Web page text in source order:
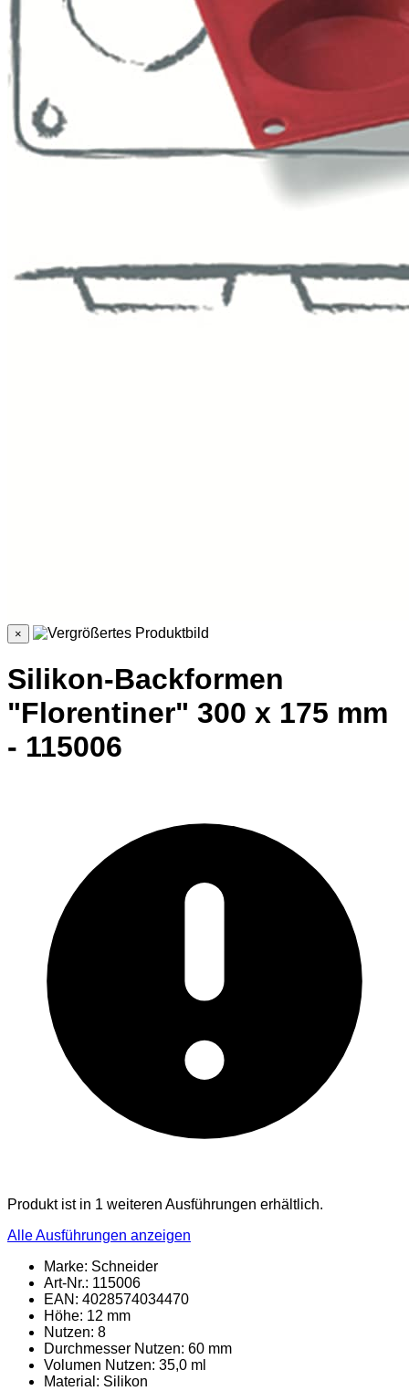
×
Silikon-Backformen
"Florentiner" 300 x 175 mm
- 115006
Produkt ist in 1 weiteren Ausführungen erhältlich.
Alle Ausführungen anzeigen
Marke: Schneider
Art-Nr.: 115006
EAN: 4028574034470
Höhe: 12 mm
Nutzen: 8
Durchmesser Nutzen: 60 mm
Volumen Nutzen: 35,0 ml
Material : Silikon